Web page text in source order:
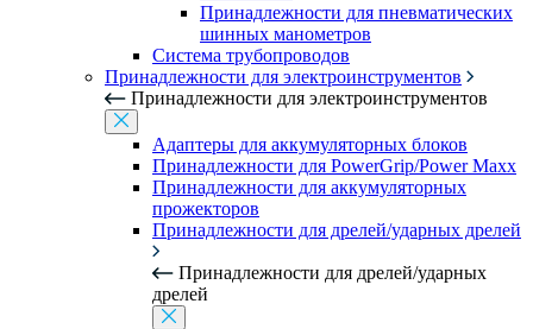
Принадлежности для пневматических
шинных манометров
Система трубопроводов
Принадлежности для электроинструментов
Принадлежности для электроинструментов
Адаптеры для аккумуляторных блоков
Принадлежности для PowerGrip/Power Maxx
Принадлежности для аккумуляторных
прожекторов
Принадлежности для дрелей/ударных дрелей
Принадлежности для дрелей/ударных
дрелей